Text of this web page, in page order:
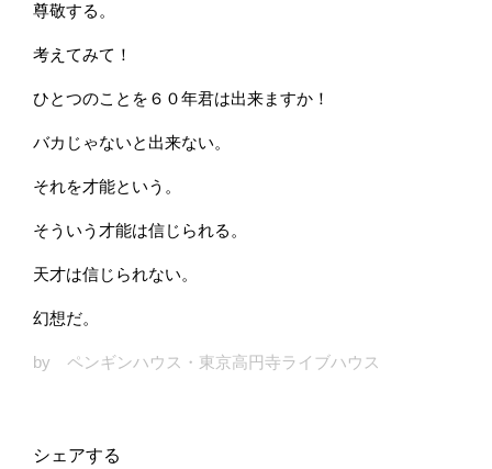
尊敬する。
考えてみて！
ひとつのことを６０年君は出来ますか！
バカじゃないと出来ない。
それを才能という。
そういう才能は信じられる。
天才は信じられない。
幻想だ。
by ペンギンハウス・東京高円寺ライブハウス
シェアする